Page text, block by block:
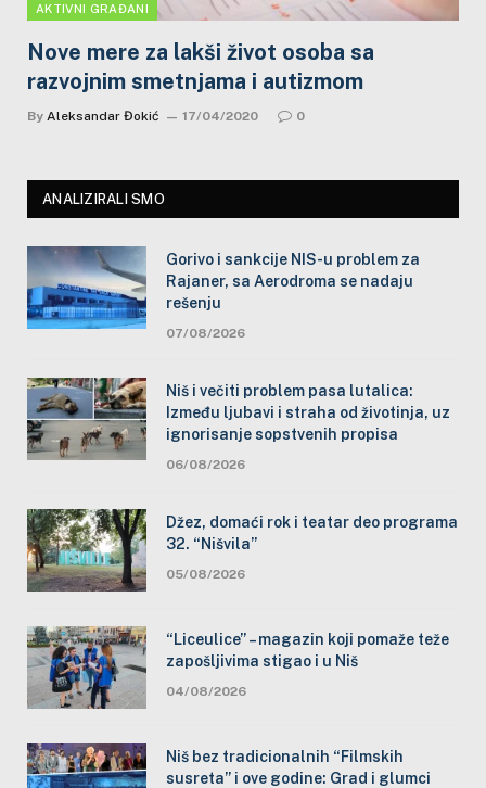
AKTIVNI GRAĐANI
Nove mere za lakši život osoba sa
razvojnim smetnjama i autizmom
By Aleksandar Đokić 17/04/2020 0
ANALIZIRALI SMO
Gorivo i sankcije NIS-u problem za
Rajaner, sa Aerodroma se nadaju
rešenju
07/08/2026
Niš i večiti problem pasa lutalica:
Između ljubavi i straha od životinja, uz
ignorisanje sopstvenih propisa
06/08/2026
Džez, domaći rok i teatar deo programa
32. “Nišvila”
05/08/2026
“Liceulice” – magazin koji pomaže teže
zapošljivima stigao i u Niš
04/08/2026
Niš bez tradicionalnih “Filmskih
susreta” i ove godine: Grad i glumci